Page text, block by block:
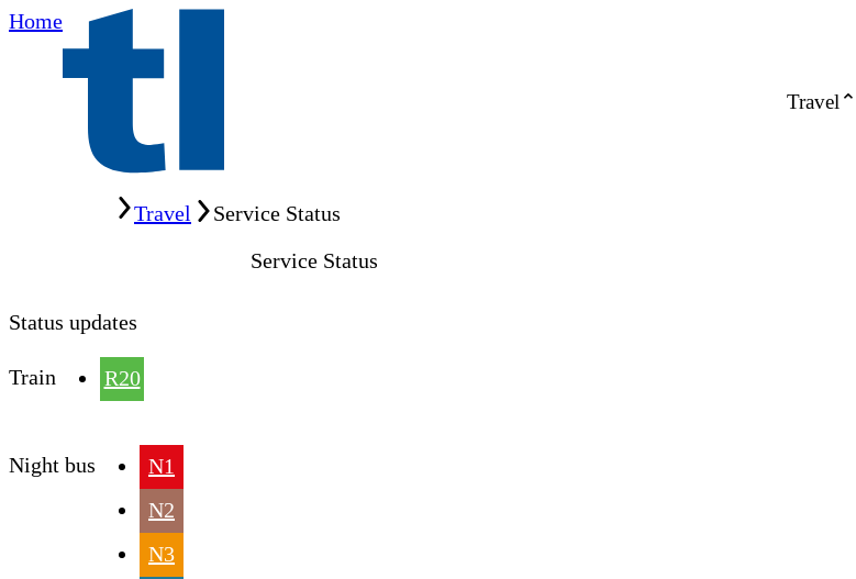
Home
Travel
Travel
Service Status
Service Status
Status updates
Train R20
Night bus
N1
N2
N3